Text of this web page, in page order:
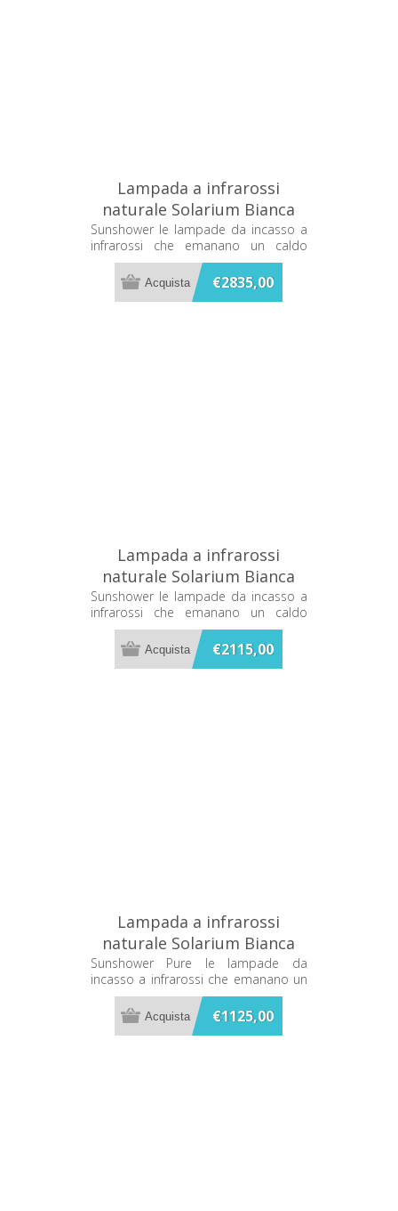
Lampada a infrarossi
naturale Solarium Bianca
Sunshower One M M0500-
M0101
Sunshower le lampade da incasso a
infrarossi che emanano un caldo
terapeutico mentre ti fai la doccia
€2835,00
Lampada a infrarossi
naturale Solarium Bianca
Sunshower One S S0500-
S0101
Sunshower le lampade da incasso a
infrarossi che emanano un caldo
terapeutico mentre ti fai la doccia
€2115,00
Lampada a infrarossi
naturale Solarium Bianca
Sunshower Pure PURE
80073
Sunshower Pure le lampade da
incasso a infrarossi che emanano un
caldo terapeutico mentre ti fai la
doccia
€1125,00